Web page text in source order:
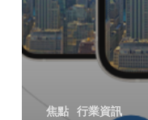
焦點 行業資訊